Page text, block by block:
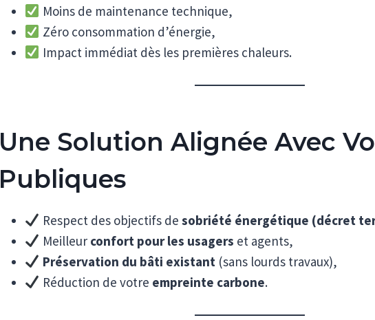
Moins de maintenance technique,
Zéro consommation d’énergie,
Impact immédiat dès les premières chaleurs.
Une Solution Alignée Avec
Publiques
Respect des objectifs de sobriété énergétique (décret
Meilleur confort pour les usagers et agents,
Préservation du bâti existant(sans lourds travaux),
Réduction de votre empreinte carbone.